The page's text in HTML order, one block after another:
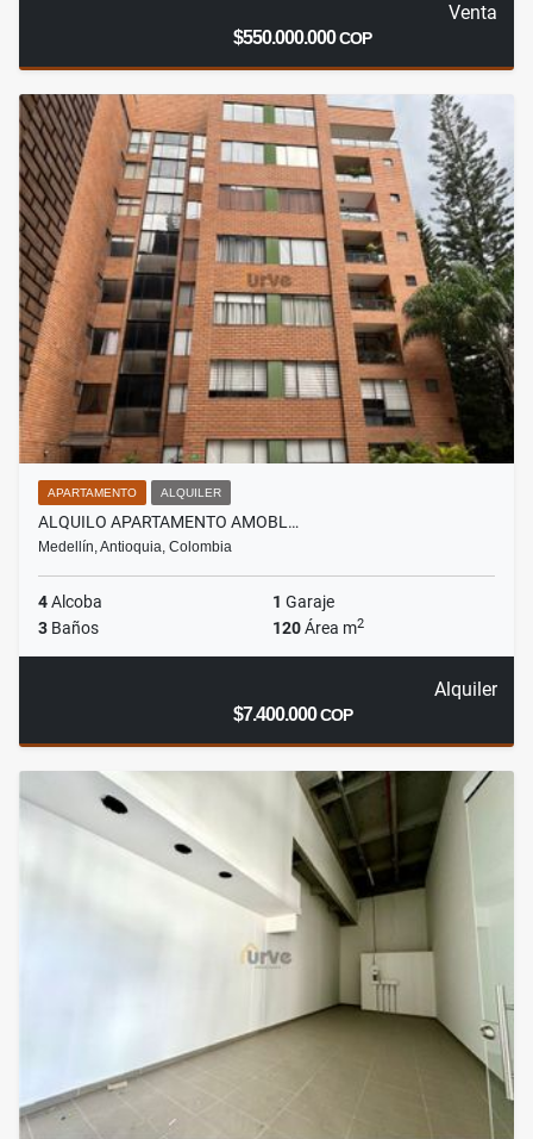
Venta
$550.000.000COP
APARTAMENTO ALQUILER
ALQUILO APARTAMENTO AMOBL…
Medellín, Antioquia, Colombia
4Alcoba 1 Garaje
3 Baños 120Área m2
Alquiler
$7.400.000COP